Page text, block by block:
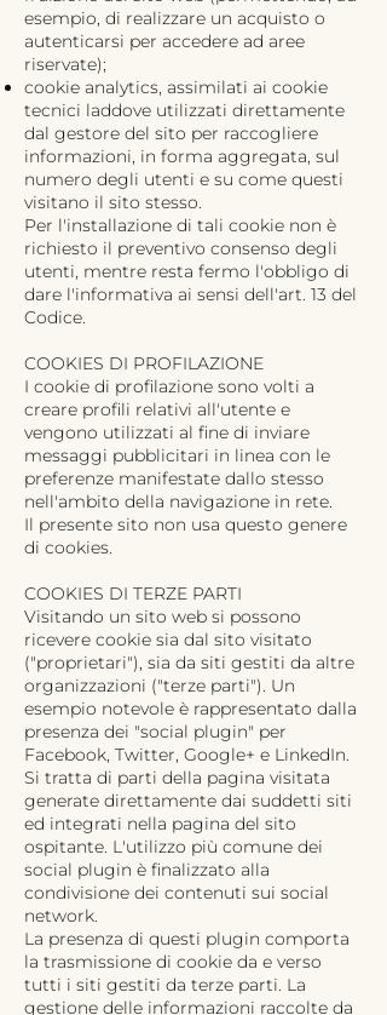
esempio, di realizzare un acquisto o
autenticarsi per accedere ad aree
riservate);
cookie analytics, assimilati ai cookie
tecnici laddove utilizzati direttamente
dal gestore del sito per raccogliere
informazioni, in forma aggregata, sul
numero degli utenti e su come questi
visitano il sito stesso.
Per l'installazione di tali cookie non è
richiesto il preventivo consenso degli
utenti, mentre resta fermo l'obbligo di
dare l'informativa ai sensi dell'art. 13 del
Codice.
COOKIES DI PROFILAZIONE
I cookie di profilazione sono volti a
creare profili relativi all'utente e
vengono utilizzati al fine di inviare
messaggi pubblicitari in linea con le
preferenze manifestate dallo stesso
nell'ambito della navigazione in rete.
Il presente sito non usa questo genere
di cookies.
COOKIES DI TERZE PARTI
Visitando un sito web si possono
ricevere cookie sia dal sito visitato
("proprietari"), sia da siti gestiti da altre
organizzazioni ("terze parti"). Un
esempio notevole è rappresentato dalla
presenza dei "social plugin" per
Facebook, Twitter, Google+ e LinkedIn.
Si tratta di parti della pagina visitata
generate direttamente dai suddetti siti
ed integrati nella pagina del sito
ospitante. L'utilizzo più comune dei
social plugin è finalizzato alla
condivisione dei contenuti sui social
network.
La presenza di questi plugin comporta
la trasmissione di cookie da e verso
tutti i siti gestiti da terze parti. La
gestione delle informazioni raccolte da